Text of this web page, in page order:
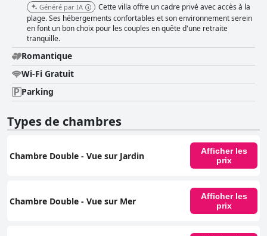
Généré par IA
Cette villa offre un cadre privé avec accès à la
plage. Ses hébergements confortables et son environnement serein
en font un bon choix pour les couples en quête d'une retraite
tranquille.
Romantique
Wi-Fi Gratuit
Parking
Types de chambres
Chambre Double - Vue sur Jardin
Afficher les
prix
Chambre Double - Vue sur Mer
Afficher les
prix